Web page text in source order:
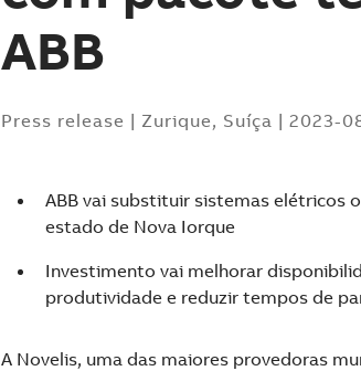
ABB
Press release | Zurique, Suíça | 2023-
ABB vai substituir sistemas elétricos
estado de Nova Iorque
Investimento vai melhorar
produtividade e reduzir tempos de
A Novelis, uma das maiores provedoras